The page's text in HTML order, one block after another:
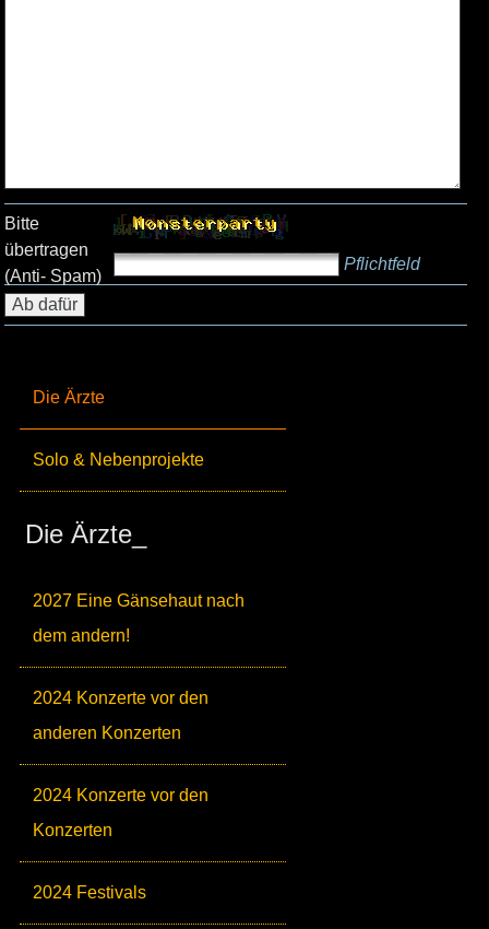
Die Ärzte
Solo & Nebenprojekte
Die Ärzte_
2027 Eine Gänsehaut nach
dem andern!
2024 Konzerte vor den
anderen Konzerten
2024 Konzerte vor den
Konzerten
2024 Festivals
Bitte
übertragen
(Anti- Spam)
Pflichtfeld